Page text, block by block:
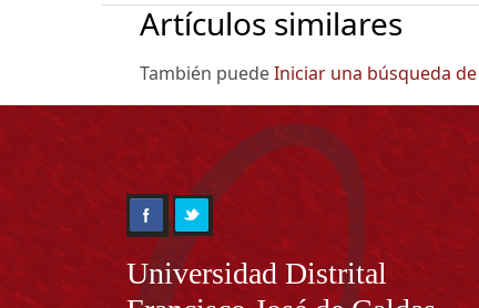
Artículos similares
También puedeIniciar una búsqueda
Información
Universidad Distrital